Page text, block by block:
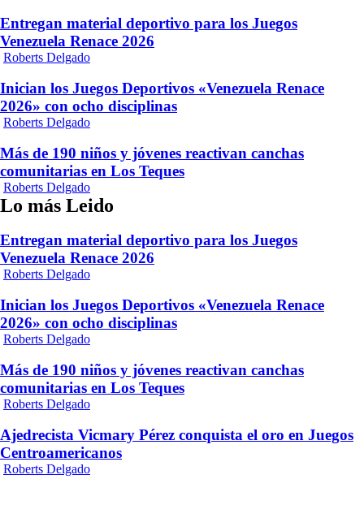
Entregan material deportivo para los Juegos
Venezuela Renace 2026
Roberts Delgado
Inician los Juegos Deportivos «Venezuela Renace
2026» con ocho disciplinas
Roberts Delgado
Más de 190 niños y jóvenes reactivan canchas
comunitarias en Los Teques
Roberts Delgado
Lo más Leido
Entregan material deportivo para los Juegos
Venezuela Renace 2026
Roberts Delgado
Inician los Juegos Deportivos «Venezuela Renace
2026» con ocho disciplinas
Roberts Delgado
Más de 190 niños y jóvenes reactivan canchas
comunitarias en Los Teques
Roberts Delgado
Ajedrecista Vicmary Pérez conquista el oro en Juegos
Centroamericanos
Roberts Delgado